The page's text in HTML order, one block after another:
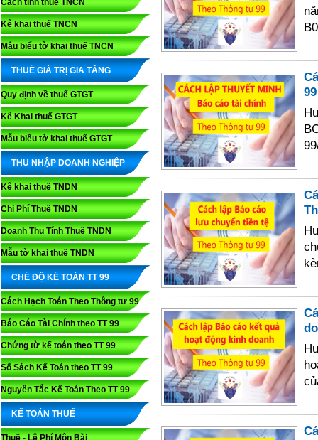
Cách tính thuế TNCN
Kê khai thuế TNCN
Mẫu biểu tờ khai thuế TNCN
THUẾ GIÁ TRỊ GIA TĂNG
Quy định về thuế GTGT
Kê Khai thuế GTGT
Mẫu biểu tờ khai thuế GTGT
THU NHẬP DOANH NGHIỆP
Kê khai thuế TNDN
Chi Phí Thuế TNDN
Doanh Thu Tính Thuế TNDN
Mẫu tờ khai thuế TNDN
CHẾ ĐỘ KẾ TOÁN TT 99
Cách Hạch Toán Theo Thông tư 99
Báo Cáo Tài Chính theo TT 99
Chứng từ kế toán theo TT 99
Sổ Sách Kế Toán theo TT 99
Nguyên Tắc Kế Toán Theo TT 99
KẾ TOÁN THUẾ
Thuế - Lệ Phí Môn Bài
99